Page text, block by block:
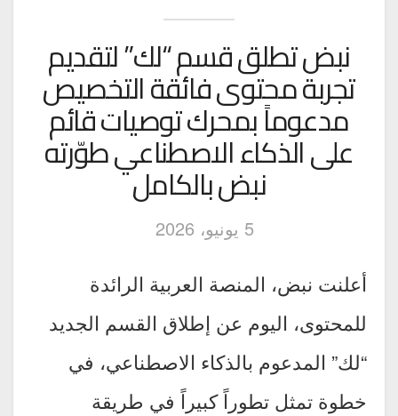
نبض تطلق قسم “لك” لتقديم
تجربة محتوى فائقة التخصيص
مدعوماً بمحرك توصيات قائم
على الذكاء الاصطناعي طوّرته
نبض بالكامل
5 يونيو، 2026
أعلنت نبض، المنصة العربية الرائدة
للمحتوى، اليوم عن إطلاق القسم الجديد
“لك” المدعوم بالذكاء الاصطناعي، في
خطوة تمثل تطوراً كبيراً في طريقة